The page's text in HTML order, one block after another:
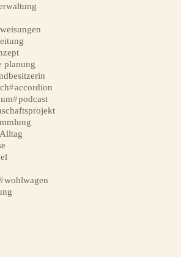
planung
accordion
podcast
Alltag
wohlwagen